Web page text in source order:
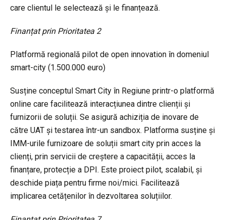
care clientul le selectează și le finanțează.
Finanțat prin Prioritatea 2
Platformă regională pilot de open innovation în domeniul
smart-city (1.500.000 euro)
Susține conceptul Smart City în Regiune printr-o platformă
online care facilitează interacțiunea dintre clienții și
furnizorii de soluții. Se asigură achiziția de inovare de
către UAT și testarea într-un sandbox. Platforma susține și
IMM-urile furnizoare de soluții smart city prin acces la
clienți, prin servicii de creștere a capacității, acces la
finanțare, protecție a DPI. Este proiect pilot, scalabil, și
deschide piața pentru firme noi/mici. Facilitează
implicarea cetățenilor în dezvoltarea soluțiilor.